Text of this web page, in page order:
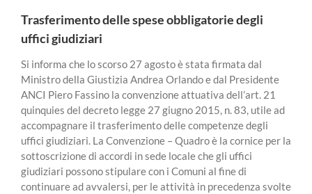
Trasferimento delle spese obbligatorie degli
uffici giudiziari
Si informa che lo scorso 27 agosto è stata firmata dal
Ministro della Giustizia Andrea Orlando e dal Presidente
ANCI Piero Fassino la convenzione attuativa dell’art. 21
quinquies del decreto legge 27 giugno 2015, n. 83, utile ad
accompagnare il trasferimento delle competenze degli
uffici giudiziari. La Convenzione – Quadro è la cornice per la
sottoscrizione di accordi in sede locale che gli uffici
giudiziari possono stipulare con i Comuni al fine di
continuare ad avvalersi, per le attività in precedenza svolte